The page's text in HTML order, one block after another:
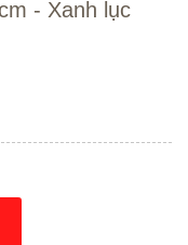
- Xanh lục